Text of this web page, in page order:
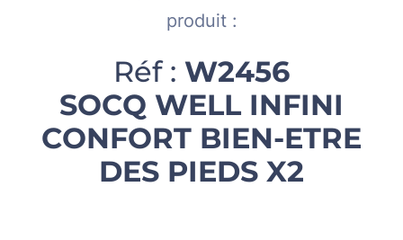
produit :​
Réf : W2456
SOCQ WELL INFINI
CONFORT BIEN-ETRE
DES PIEDS X2